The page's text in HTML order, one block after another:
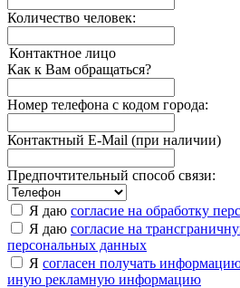
Количество человек:
Контактное лицо
Как к Вам обращаться?
Номер телефона с кодом города:
Контактный E-Mail (при наличии)
Предпочтительный способ связи:
Я даю согласие на обработку
Я даю согласие на
персональных данных
Я согласен получать
иную рекламную информацию